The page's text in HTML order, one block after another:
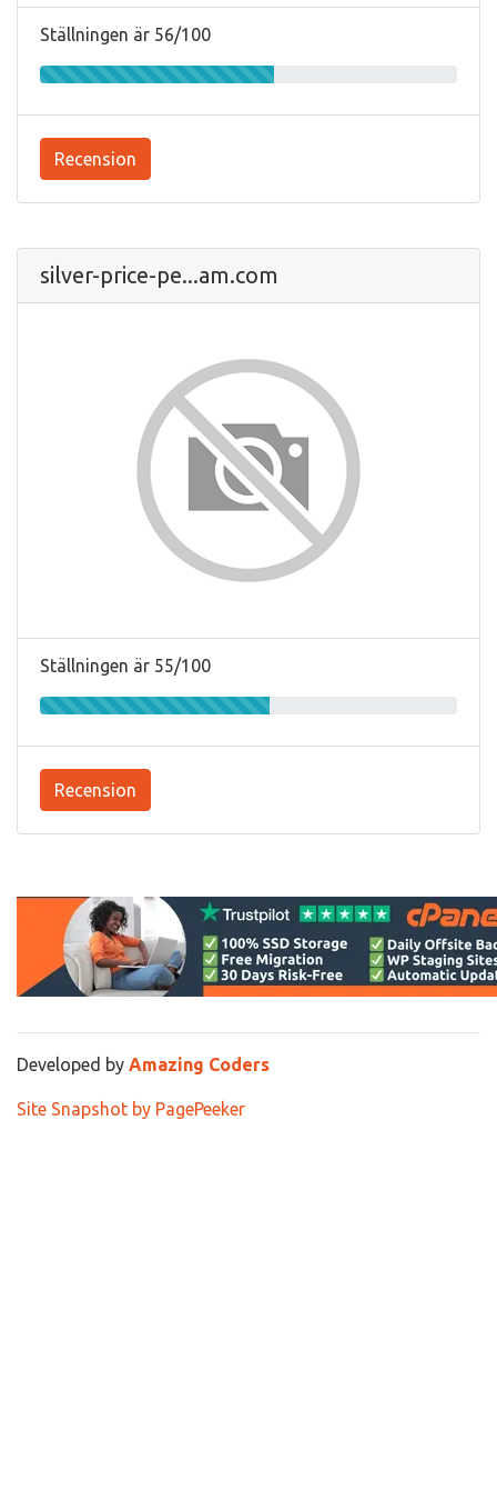
Ställningen är 56/100
Recension
silver-price-pe...am.com
Ställningen är 55/100
Recension
Developed by Amazing Coders
Site Snapshot by PagePeeker